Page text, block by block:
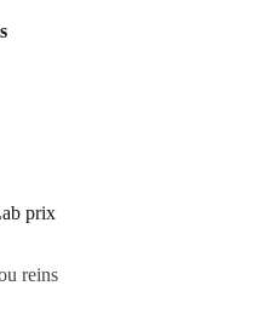
prix
reins